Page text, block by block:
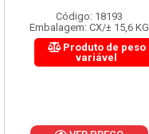
Código: 18193
Embalagem: CX/± 15,6 KG
Produto de peso
variável